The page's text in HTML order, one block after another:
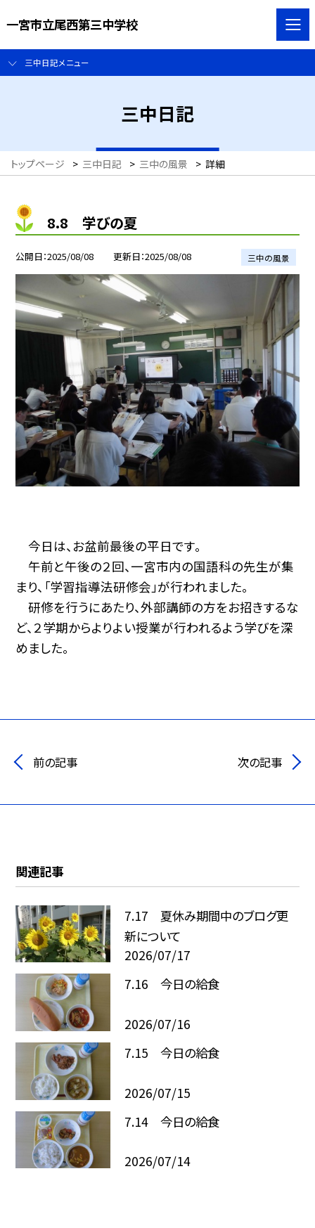
一宮市立尾西第三中学校
三中日記メニュー
三中日記
トップページ > 三中日記 > 三中の風景 > 詳細
8.8 学びの夏
公開日 2025/08/08 更新日 2025/08/08 三中の風景
今日は、お盆前最後の平日です。
午前と午後の２回、一宮市内の国語科の先生が集
まり、「学習指導法研修会」が行われました。
研修を行うにあたり、外部講師の方をお招きするな
ど、２学期からよりよい授業が行われるよう学びを深
めました。
前の記事 次の記事
関連記事
7.17 夏休み期間中のブログ更
新について
2026/07/17
7.16 今日の給食
2026/07/16
7.15 今日の給食
2026/07/15
7.14 今日の給食
2026/07/14